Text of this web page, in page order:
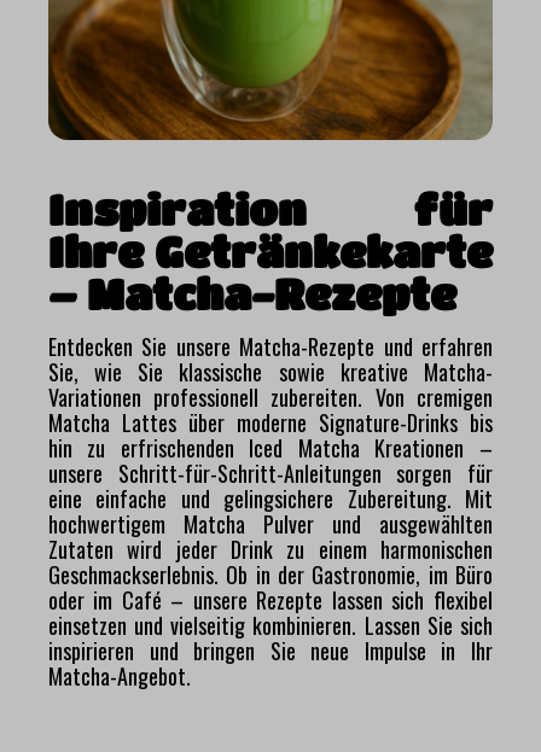
Inspiration für
Ihre Getränkekarte
– Matcha-Rezepte
Entdecken Sie unsere Matcha-Rezepte und erfahren
Sie, wie Sie klassische sowie kreative Matcha-
Variationen professionell zubereiten. Von cremigen
Matcha Lattes über moderne Signature-Drinks bis
hin zu erfrischenden Iced Matcha Kreationen –
unsere Schritt-für-Schritt-Anleitungen sorgen für
eine einfache und gelingsichere Zubereitung. Mit
hochwertigem Matcha Pulver und ausgewählten
Zutaten wird jeder Drink zu einem harmonischen
Geschmackserlebnis. Ob in der Gastronomie, im Büro
oder im Café – unsere Rezepte lassen sich flexibel
einsetzen und vielseitig kombinieren. Lassen Sie sich
inspirieren und bringen Sie neue Impulse in Ihr
Matcha-Angebot.